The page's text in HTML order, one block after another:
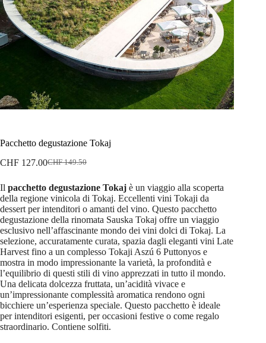
Pacchetto degustazione Tokaj
CHF149.50
Il
originale
era:
CHF 149.50.
CHF 127.00
Il
attuale
è:
CHF 127.00.
Il pacchetto degustazione Tokaj è un viaggio alla scoperta
della regione vinicola di Tokaj. Eccellenti vini Tokaji da
dessert per intenditori o amanti del vino. Questo pacchetto
degustazione della rinomata Sauska Tokaj offre un viaggio
esclusivo nell’affascinante mondo dei vini dolci di Tokaj. La
selezione, accuratamente curata, spazia dagli eleganti vini Late
Harvest fino a un complesso Tokaji Aszú 6 Puttonyos e
mostra in modo impressionante la varietà, la profondità e
l’equilibrio di questi stili di vino apprezzati in tutto il mondo.
Una delicata dolcezza fruttata, un’acidità vivace e
un’impressionante complessità aromatica rendono ogni
bicchiere un’esperienza speciale. Questo pacchetto è ideale
per intenditori esigenti, per occasioni festive o come regalo
straordinario. Contiene solfiti.